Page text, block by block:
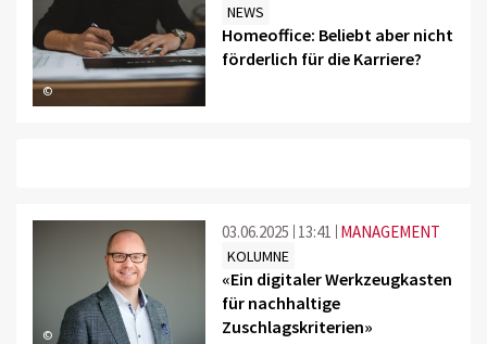
©
NEWS
Homeoffice: Beliebt aber nicht
förderlich für die Karriere?
©
03.06.2025 13:41 MANAGEMENT
KOLUMNE
«Ein digitaler Werkzeugkasten
für nachhaltige
Zuschlagskriterien»